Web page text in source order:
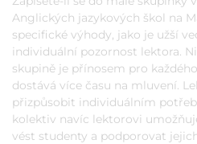
Anglických jazykových škol na
specifické výhody, jako je užší
individuální pozornost lektora.
skupině je přínosem pro
dostává více času na mluvení.
přizpůsobit individuálním
kolektiv navíc lektorovi
vést studenty a podporovat